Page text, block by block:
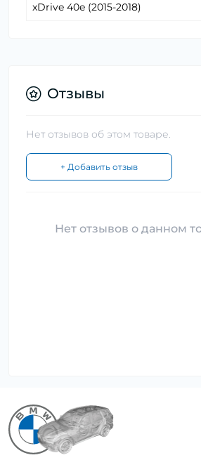
xDrive 40e (2015-2018)
Отзывы
Нет отзывов об этом товаре.
+ Добавить отзыв
Нет отзывов о данном